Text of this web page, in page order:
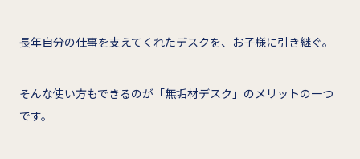
長年自分の仕事を支えてくれたデスクを、お子様に引き継ぐ。
そんな使い方もできるのが「無垢材デスク」のメリットの一つ
です。